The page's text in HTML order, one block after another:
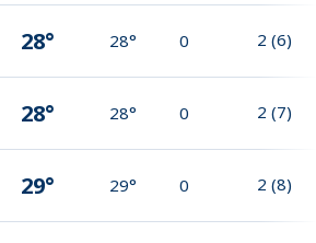
28° 28° 0 2 (6)
28° 28° 0 2 (7)
29° 29° 0 2 (8)